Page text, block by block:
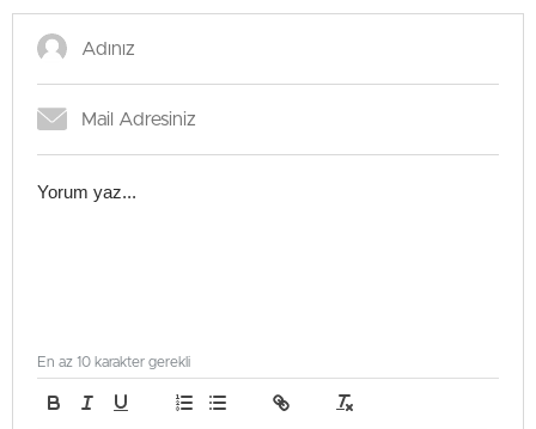
En az 10 karakter gerekli